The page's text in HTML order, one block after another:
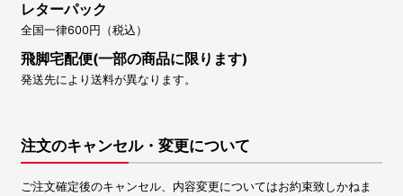
レターパック
全国一律600円（税込）
飛脚宅配便(一部の商品に限ります)
発送先により送料が異なります。
注文のキャンセル・変更について
ご注文確定後のキャンセル、内容変更についてはお約束致しかねま